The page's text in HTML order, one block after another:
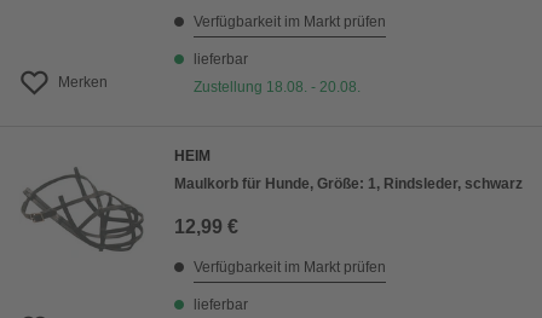
Merken
Verfügbarkeit im Markt prüfen
lieferbar
Zustellung 18.08. - 20.08.
HEIM
Maulkorb für Hunde, Größe: 1, Rindsleder, schwarz
12,99 €
Verfügbarkeit im Markt prüfen
lieferbar